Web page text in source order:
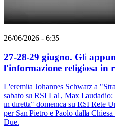
26/06/2026 - 6:35
27-28-29 giugno. Gli
l'informazione religiosa in
L'eremita Johannes Schwarz a
sabato su RSI La1, Max
in diretta" domenica su RSI Rete
per San Pietro e Paolo dalla
Due.